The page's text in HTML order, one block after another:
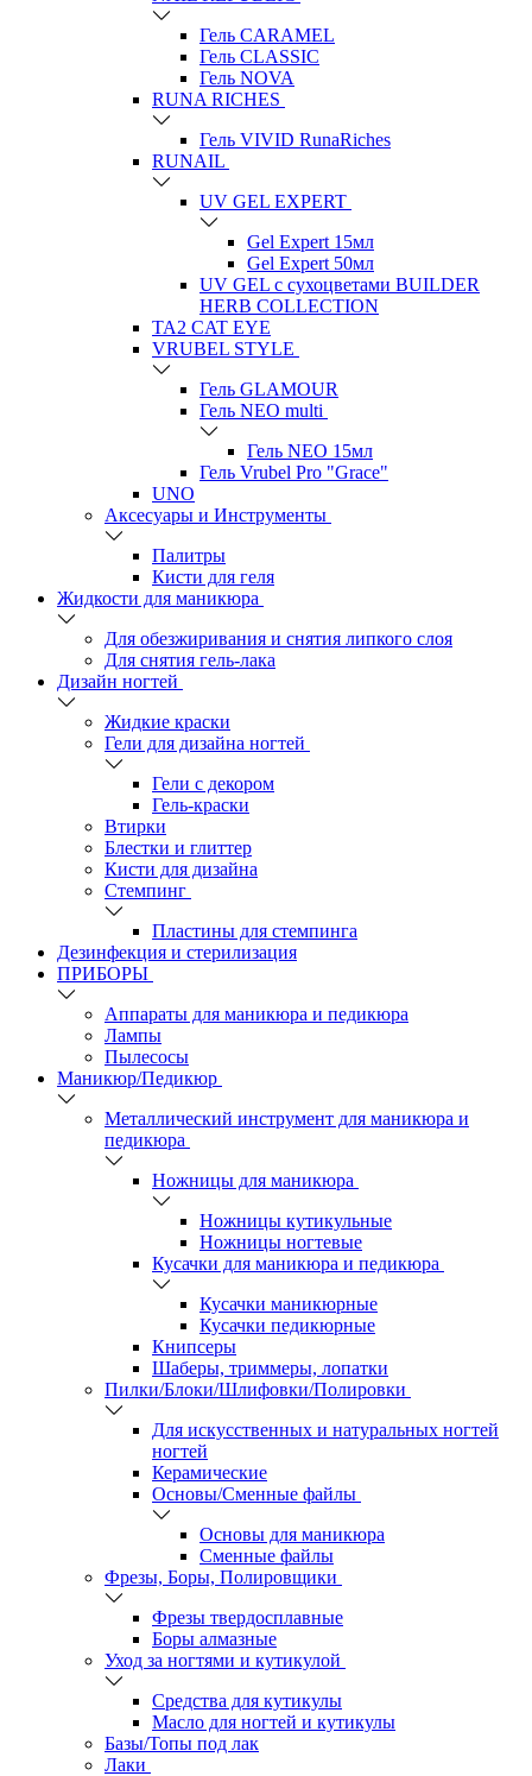
Гель CARAMEL
Гель CLASSIC
Гель NOVA
RUNA RICHES
Гель VIVID RunaRiches
RUNAIL
UV GEL EXPERT
Gel Expert 15мл
Gel Expert 50мл
UV GEL с сухоцветами BUILDER
HERB COLLECTION
TA2 CAT EYE
VRUBEL STYLE
Гель GLAMOUR
Гель NEO multi
Гель NEO 15мл
Гель Vrubel Pro "Grace"
UNO
Аксесуары и Инструменты
Палитры
Кисти для геля
Жидкости для маникюра
Для обезжиривания и снятия липкого слоя
Для снятия гель-лака
Дизайн ногтей
Жидкие краски
Гели для дизайна ногтей
Гели с декором
Гель-краски
Втирки
Блестки и глиттер
Кисти для дизайна
Стемпинг
Пластины для стемпинга
Дезинфекция и стерилизация
ПРИБОРЫ
Аппараты для маникюра и педикюра
Лампы
Пылесосы
Маникюр/Педикюр
Металлический инструмент для маникюра и
педикюра
Ножницы для маникюра
Ножницы кутикульные
Ножницы ногтевые
Кусачки для маникюра и педикюра
Кусачки маникюрные
Кусачки педикюрные
Книпсеры
Шаберы, триммеры, лопатки
Пилки/Блоки/Шлифовки/Полировки
Для искусственных и натуральных ногтей
ногтей
Керамические
Основы/Сменные файлы
Основы для маникюра
Сменные файлы
Фрезы, Боры, Полировщики
Фрезы твердосплавные
Боры алмазные
Уход за ногтями и кутикулой
Средства для кутикулы
Масло для ногтей и кутикулы
Базы/Топы под лак
Лаки